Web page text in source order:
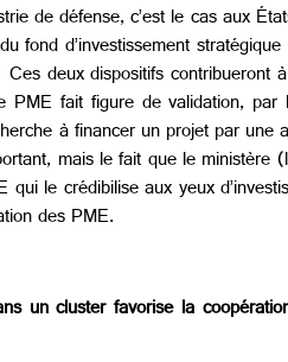
de défense, c’est le cas aux
d’investissement stratégique
deux dispositifs contribueront
PME fait figure de validation, par
à financer un projet par une
mais le fait que le
le crédibilise aux yeux
des PME.
un cluster favorise la